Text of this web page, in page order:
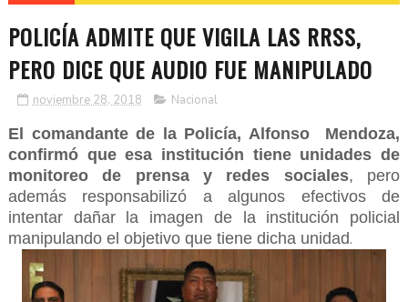
POLICÍA ADMITE QUE VIGILA LAS RRSS,
PERO DICE QUE AUDIO FUE MANIPULADO
noviembre 28, 2018 Nacional
El comandante de la Policía, Alfonso Mendoza,
confirmó que esa institución tiene unidades de
monitoreo de prensa y redes sociales, pero
además responsabilizó a algunos efectivos de
intentar dañar la imagen de la institución policial
manipulando el objetivo que tiene dicha unidad.